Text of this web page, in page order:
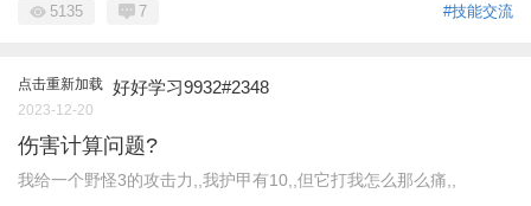
#技能交流
5135 7
点击重新加载 好好学习9932#2348
2023-12-20
伤害计算问题?
我给一个野怪3的攻击力,,我护甲有10,,但它打我怎么那么痛,,